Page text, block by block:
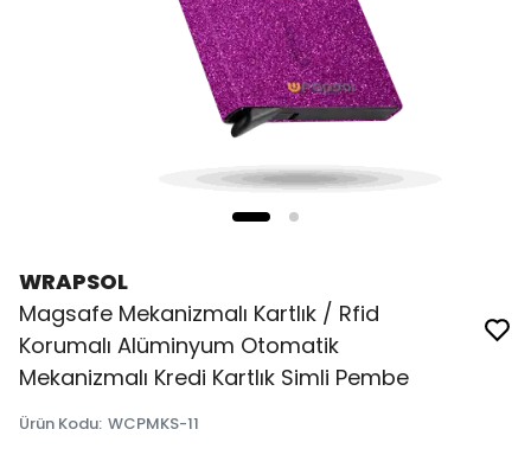
WRAPSOL
Magsafe Mekanizmalı Kartlık / Rfid
Korumalı Alüminyum Otomatik
Mekanizmalı Kredi Kartlık Simli Pembe
Ürün Kodu: WCPMKS-11